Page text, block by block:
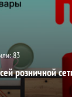
83
розничной